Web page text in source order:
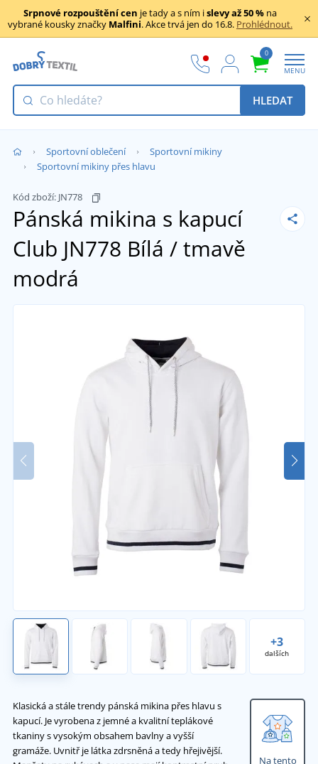
Srpnové rozpouštění cen je tady a s ním islevy až 50 % na
vybrané kousky značky Malfini. Akce trvá jen do 16.8. Prohlédnout.
0
MENU
HLEDAT
Sportovní oblečení
Sportovní mikiny
Sportovní mikiny přes hlavu
Kód zboží: JN778
Pánská mikina s kapucí
Club JN778 Bílá / tmavě
modrá
+3
dalších
Klasická a stále trendy pánská mikina přes hlavu s
kapucí. Je vyrobena z jemné a kvalitní teplákové
tkaniny s vysokým obsahem bavlny a vyšší
gramáže. Uvnitř je látka zdrsněná a tedy hřejivější.
Na tento